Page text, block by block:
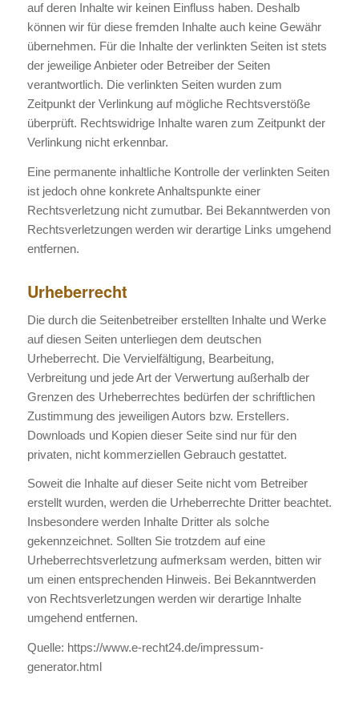
auf deren Inhalte wir keinen Einfluss haben. Deshalb
können wir für diese fremden Inhalte auch keine Gewähr
übernehmen. Für die Inhalte der verlinkten Seiten ist stets
der jeweilige Anbieter oder Betreiber der Seiten
verantwortlich. Die verlinkten Seiten wurden zum
Zeitpunkt der Verlinkung auf mögliche Rechtsverstöße
überprüft. Rechtswidrige Inhalte waren zum Zeitpunkt der
Verlinkung nicht erkennbar.
Eine permanente inhaltliche Kontrolle der verlinkten Seiten
ist jedoch ohne konkrete Anhaltspunkte einer
Rechtsverletzung nicht zumutbar. Bei Bekanntwerden von
Rechtsverletzungen werden wir derartige Links umgehend
entfernen.
Urheberrecht
Die durch die Seitenbetreiber erstellten Inhalte und Werke
auf diesen Seiten unterliegen dem deutschen
Urheberrecht. Die Vervielfältigung, Bearbeitung,
Verbreitung und jede Art der Verwertung außerhalb der
Grenzen des Urheberrechtes bedürfen der schriftlichen
Zustimmung des jeweiligen Autors bzw. Erstellers.
Downloads und Kopien dieser Seite sind nur für den
privaten, nicht kommerziellen Gebrauch gestattet.
Soweit die Inhalte auf dieser Seite nicht vom Betreiber
erstellt wurden, werden die Urheberrechte Dritter beachtet.
Insbesondere werden Inhalte Dritter als solche
gekennzeichnet. Sollten Sie trotzdem auf eine
Urheberrechtsverletzung aufmerksam werden, bitten wir
um einen entsprechenden Hinweis. Bei Bekanntwerden
von Rechtsverletzungen werden wir derartige Inhalte
umgehend entfernen.
Quelle: https://www.e-recht24.de/impressum-
generator.html